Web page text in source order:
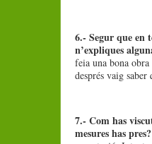
6.- Segur que en
n’expliques
feia una bona
després vaig
7.- Com has
mesures has pres?